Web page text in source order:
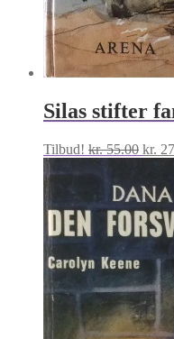
Silas stifter
Tilbud! kr.55.00 Den
var:
kr.
kr.